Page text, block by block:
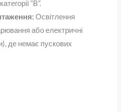
“B”.
Освітлення
або електричні
де немає пускових